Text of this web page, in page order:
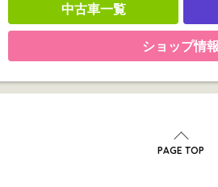
中古車一覧
ショップ情報
PAGE TOP